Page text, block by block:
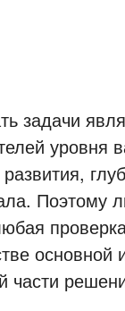
уровня
Поэтому
основной
части